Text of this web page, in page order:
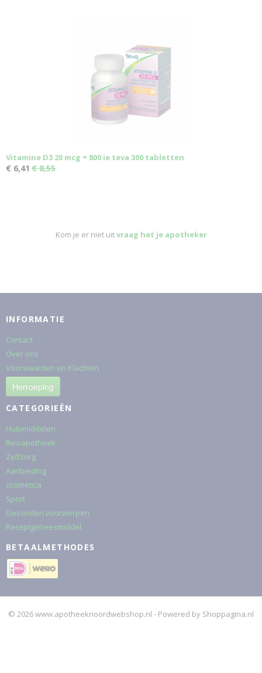
Vitamine D3 20 mcg = 800 ie teva 300 tabletten
€ 6,41 € 8,55
Kom je er niet uitvraag het je apotheker
INFORMATIE
Contact
Over ons
Voorwaarden en Klachten
Herroeping
CATEGORIEËN
Hulpmiddelen
Reisapotheek
Zelfzorg
Aanbieding
cosmetica
Sport
Gevonden voorwerpen
Receptgeneesmiddel
BETAALMETHODES
© 2026 www.apotheeknoordwebshop.nl - Powered by Shoppagina.nl